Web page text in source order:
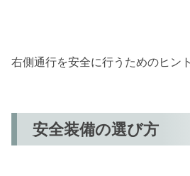
右側通行を安全に行うためのヒン
安全装備の選び方